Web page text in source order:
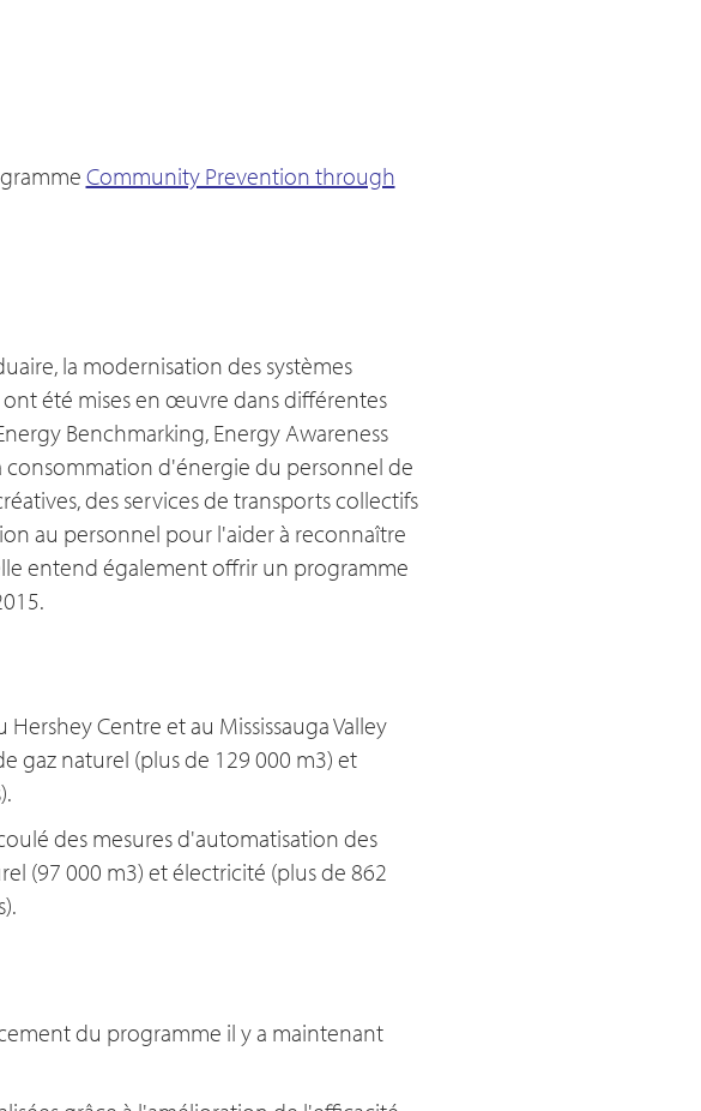
Community Prevention through
la modernisation des systèmes
été mises en œuvre dans différentes
Benchmarking, Energy Awareness
consommation d'énergie du personnel de
des services de transports collectifs
au personnel pour l'aider à reconnaître
entend également offrir un programme
Centre et au Mississauga Valley
gaz naturel (plus de 129 000 m3) et
des mesures d'automatisation des
(97 000 m3) et électricité (plus de 862
du programme il y a maintenant